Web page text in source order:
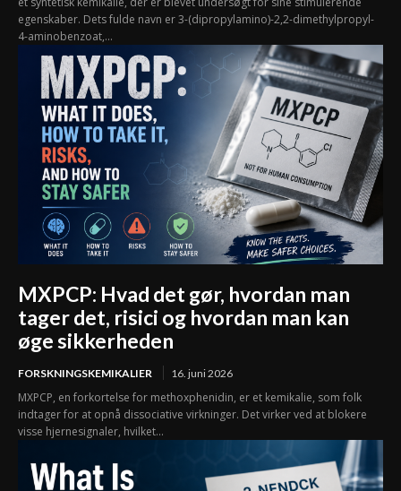
egenskaber. Dets fulde navn er 3-(dipropylamino)-2,2-dimethylpropyl-
4-aminobenzoat,...
MXPCP: Hvad det gør, hvordan man
tager det, risici og hvordan man kan
øge sikkerheden
FORSKNINGSKEMIKALIER 16. juni 2026
MXPCP, en forkortelse for methoxphenidin, er et kemikalie, som folk
indtager for at opnå dissociative virkninger. Det virker ved at blokere
visse hjernesignaler, hvilket...